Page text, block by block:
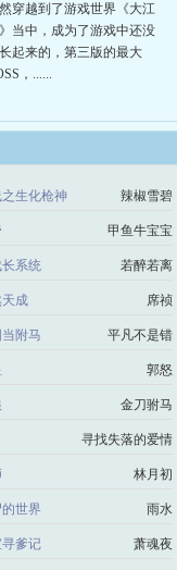
穿越到了游戏世界《大江
当中，成为了游戏中还没
起来的，第三版的最大
，......
生化枪神 辣椒雪碧
甲鱼牛宝宝
系统 若醉若离
成 席祯
附马 平凡不是错
郭怒
金刀驸马
寻找失落的爱情
林月初
世界 雨水
爹记 萧魂夜